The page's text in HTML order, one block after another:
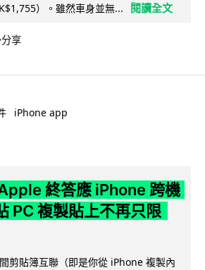
）。雖然車身並無...
閱讀全文
分享
iPhone app
終答應 iPhone 跨機
PC 複製貼上不再只限
剪貼簿互聯（即是你從 iPhone 複製內